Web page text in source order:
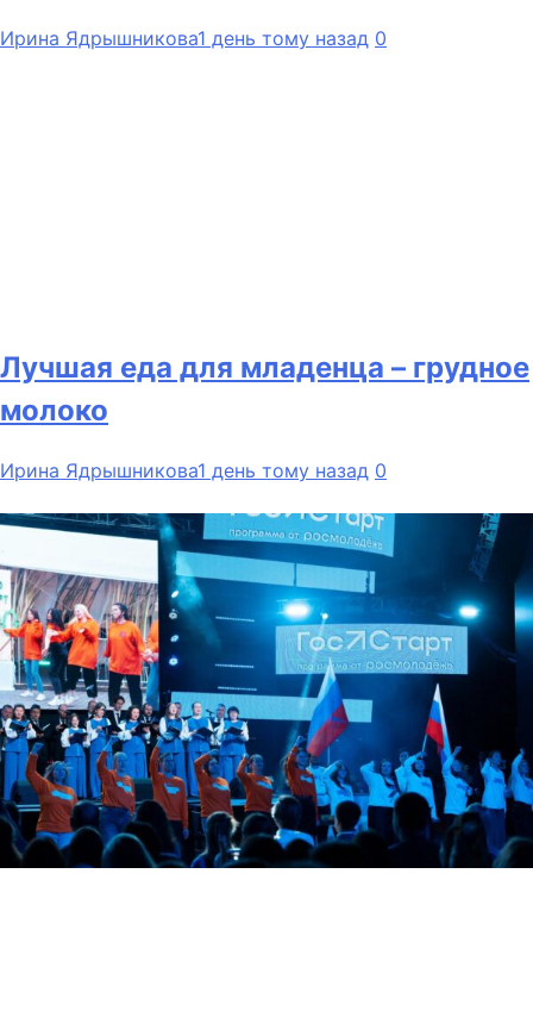
Ирина Ядрышникова1 день тому назад 0
Лучшая еда для младенца – грудное
молоко
Ирина Ядрышникова1 день тому назад 0